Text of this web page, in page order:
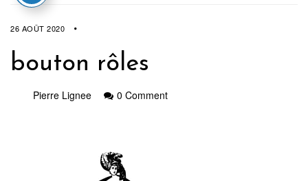
26 AOÛT 2020
bouton rôles
Pierre Lignee 0 Comment